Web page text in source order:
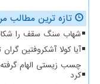
تازه ترین مطالب
شهاب سنگ سقف را
آیا کولا آشکروفتین
چسب زیستی الهام
کرد